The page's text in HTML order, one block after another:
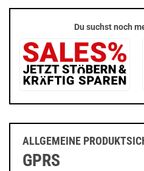
Du suchst noch
ALLGEMEINE
GPRS